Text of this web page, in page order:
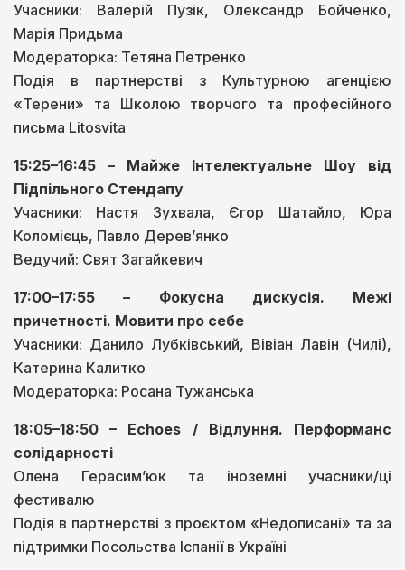
Учасники: Валерій Пузік, Олександр Бойченко,
Марія Придьма
Модераторка: Тетяна Петренко
Подія в партнерстві з Культурною агенцією
«Терени» та Школою творчого та професійного
письма Litosvita
15:25–16:45 – Майже Інтелектуальне Шоу від
Підпільного Стендапу
Учасники: Настя Зухвала, Єгор Шатайло, Юра
Коломієць, Павло Дерев’янко
Ведучий: Свят Загайкевич
17:00–17:55 – Фокусна дискусія. Межі
причетності. Мовити про себе
Учасники: Данило Лубківський, Вівіан Лавін (Чилі),
Катерина Калитко
Модераторка: Росана Тужанська
18:05–18:50 – Echoes / Відлуння. Перформанс
солідарності
Олена Герасимʼюк та іноземні учасники/ці
фестивалю
Подія в партнерстві з проєктом «Недописані» та за
підтримки Посольства Іспанії в Україні